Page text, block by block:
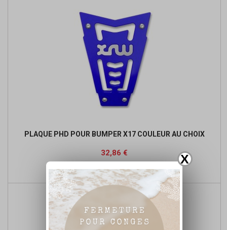
X
PLAQUE PHD POUR BUMPER X17 COULEUR AU CHOIX
Prix
32,86 €
 Détails du produit